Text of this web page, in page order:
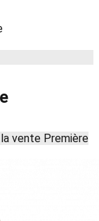
vente Première